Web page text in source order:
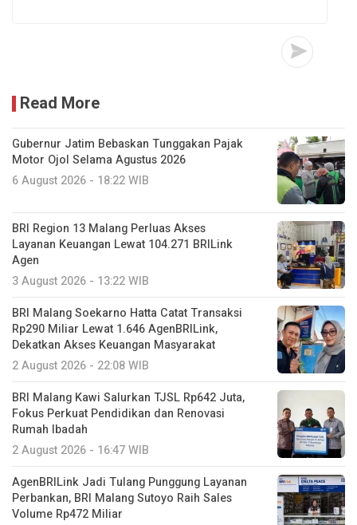
Read More
Gubernur Jatim Bebaskan Tunggakan Pajak
Motor Ojol Selama Agustus 2026
6 August 2026 - 18:22 WIB
BRI Region 13 Malang Perluas Akses
Layanan Keuangan Lewat 104.271 BRILink
Agen
3 August 2026 - 13:22 WIB
BRI Malang Soekarno Hatta Catat Transaksi
Rp290 Miliar Lewat 1.646 AgenBRILink,
Dekatkan Akses Keuangan Masyarakat
2 August 2026 - 22:08 WIB
BRI Malang Kawi Salurkan TJSL Rp642 Juta,
Fokus Perkuat Pendidikan dan Renovasi
Rumah Ibadah
2 August 2026 - 16:47 WIB
AgenBRILink Jadi Tulang Punggung Layanan
Perbankan, BRI Malang Sutoyo Raih Sales
Volume Rp472 Miliar